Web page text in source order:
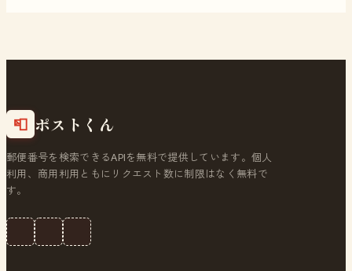
📮 ポストくん
郵便番号を検索できるAPIを無料で提供しています。個人
利用、商用利用ともにリクエスト数に制限はなく無料で
す。